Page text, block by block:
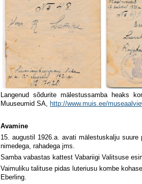
Langenud sõdurite mälestussamba heaks
Muuseumid SA, http://www.muis.ee/
Avamine
15. augustil 1926.a. avati mälestuskalju suure
nimedega, rahadega jms.
Samba vabastas kattest Vabariigi Valitsuse
Vaimuliku talituse pidas luteriusu kombe
Eberling.